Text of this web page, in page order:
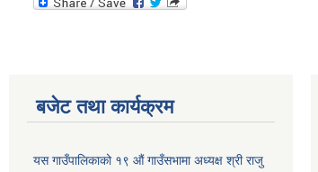
बजेट तथा कार्यक्रम
यस गाउँपालिकाको १९ औं गाउँसभामा अध्यक्ष श्री राजु